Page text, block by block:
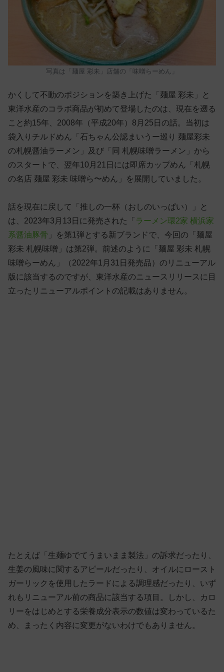
写真は「麺屋 彩未」店舗の「味噌らーめん」
かくして不動のポジションを築き上げた「麺屋 彩未」と
東洋水産のコラボ商品が初めて登場したのは、現在を遡る
こと約15年、2008年（平成20年）8月25日の話。当初は
袋入りチルドめん「石ちゃん公認まいうー巡り 麺屋彩未
の札幌醤油ラーメン」及び「同 札幌味噌ラーメン」から
のスタートで、翌年10月21日には即席カップめん「札幌
の名店 麺屋 彩未 味噌ら〜めん」を展開していました。
話を現在に戻して「推しの一杯（おしのいっぱい）」と
は、2023年3月13日に発売された「 ラーメン環2家 横浜家
系醤油豚骨 」を第1弾とする新ブランドで、今回の「麺屋
彩未 札幌味噌」は第2弾。前述のように「麺屋 彩未 札幌
味噌らーめん」（2022年1月31日発売品）のリニューアル
版に該当するのですが、東洋水産のニュースリリースに目
立ったリニューアルポイントの記載はありません。
たとえば「生麺ゆでてうまいまま製法」の訴求だったり、
生姜の風味に関するアピールだったり、オイルにロースト
ガーリックを使用したラードによる調理感だったり、いず
れもリニューアル前の商品に該当する項目。しかし、カロ
リーをはじめとする栄養成分表示の数値は変わっているた
め、まったく内容に変更がないわけでもありません。